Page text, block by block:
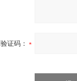
验证码：